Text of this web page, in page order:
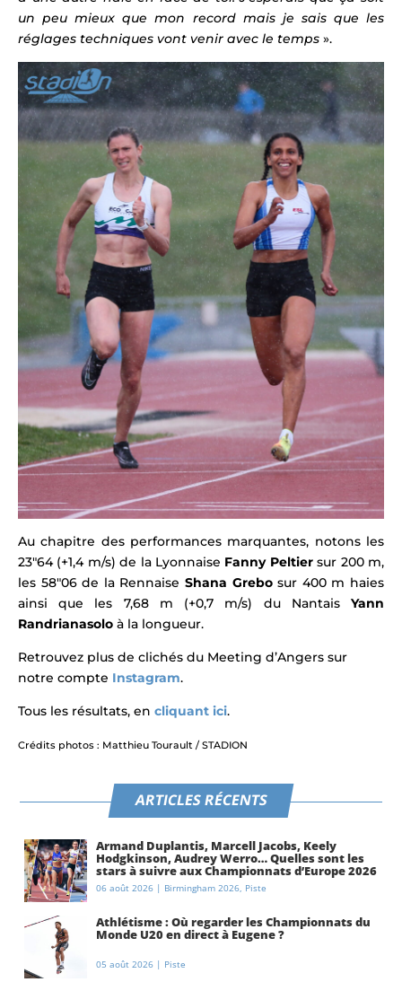
un peu mieux que mon record mais je sais que les
réglages techniques vont venir avec le temps ».
Au chapitre des performances marquantes, notons les
23″64 (+1,4 m/s) de la Lyonnaise Fanny Peltiersur 200 m,
les 58″06 de la Rennaise Shana Grebosur 400 m haies
ainsi que les 7,68 m (+0,7 m/s) du Nantais Yann
Randrianasolo à la longueur.
Retrouvez plus de clichés du Meeting d’Angers sur
notre compte Instagram.
Tous les résultats, en cliquant ici.
Crédits photos : Matthieu Tourault / STADION
ARTICLES RÉCENTS
Armand Duplantis, Marcell Jacobs, Keely
Hodgkinson, Audrey Werro… Quelles sont les
stars à suivre aux Championnats d’Europe 2026
à Birmingham ?
06 août 2026 | Birmingham 2026, Piste
Athlétisme : Où regarder les Championnats du
Monde U20 en direct à Eugene ?
05 août 2026 | Piste